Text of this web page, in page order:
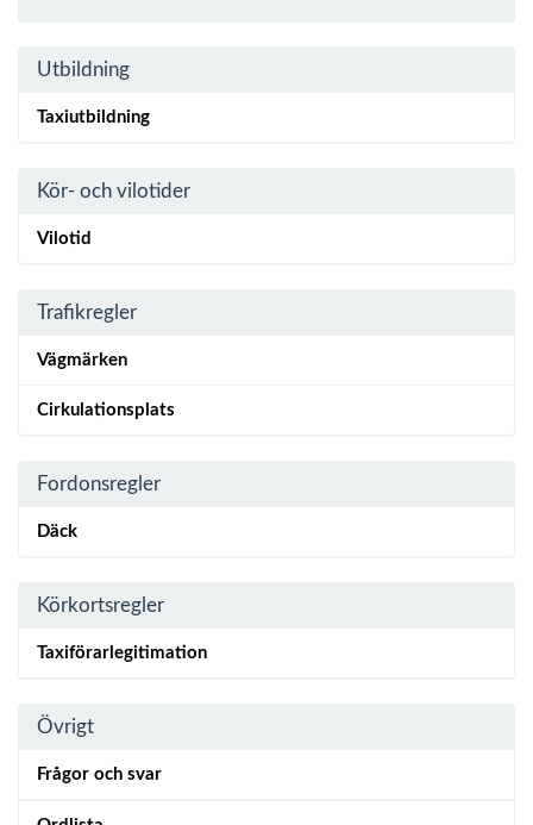
Utbildning
Taxiutbildning
Kör- och vilotider
Vilotid
Trafikregler
Vägmärken
Cirkulationsplats
Fordonsregler
Däck
Körkortsregler
Taxiförarlegitimation
Övrigt
Frågor och svar